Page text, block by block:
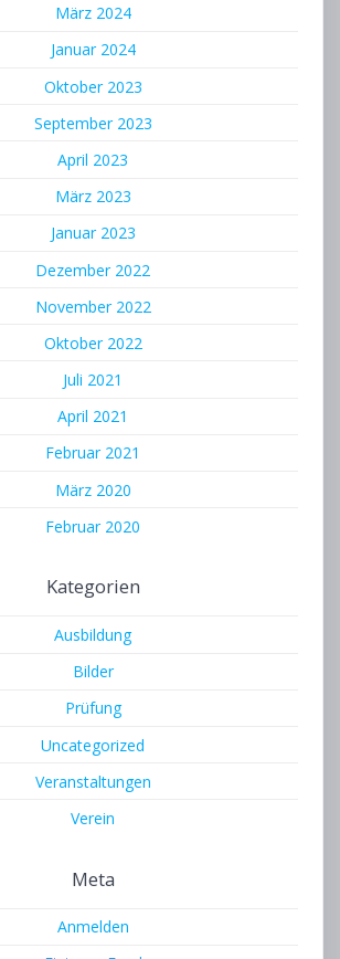
März 2024
Januar 2024
Oktober 2023
September 2023
April 2023
März 2023
Januar 2023
Dezember 2022
November 2022
Oktober 2022
Juli 2021
April 2021
Februar 2021
März 2020
Februar 2020
Kategorien
Ausbildung
Bilder
Prüfung
Uncategorized
Veranstaltungen
Verein
Meta
Anmelden